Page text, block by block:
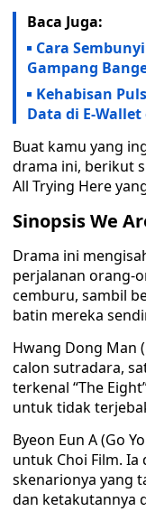
Baca Juga:
Cara
Gampang
Kehabisan
Data di E-
Buat kamu yang
drama ini, berikut
All Trying Here
Sinopsis We
Drama ini
perjalanan orang-
cemburu, sambil
batin mereka
Hwang Dong Man
calon sutradara,
terkenal “The
untuk tidak
Byeon Eun A (Go
untuk Choi Film. Ia
skenarionya yang
dan ketakutannya